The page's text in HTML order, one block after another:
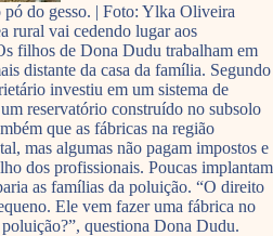
pó do gesso. | Foto: Ylka Oliveira
rural vai cedendo lugar aos
filhos de Dona Dudu trabalham em
distante da casa da família. Segundo
investiu em um sistema de
reservatório construído no subsolo
que as fábricas na região
mas algumas não pagam impostos e
dos profissionais. Poucas implantam
as famílias da poluição. “O direito
Ele vem fazer uma fábrica no
questiona Dona Dudu.